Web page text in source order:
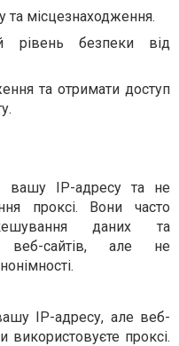
місцезнаходження.
рівень безпеки від
та отримати доступ
вашу IP-адресу та не
проксі. Вони часто
даних та
веб-сайтів, але не
IP-адресу, але веб-
проксі.